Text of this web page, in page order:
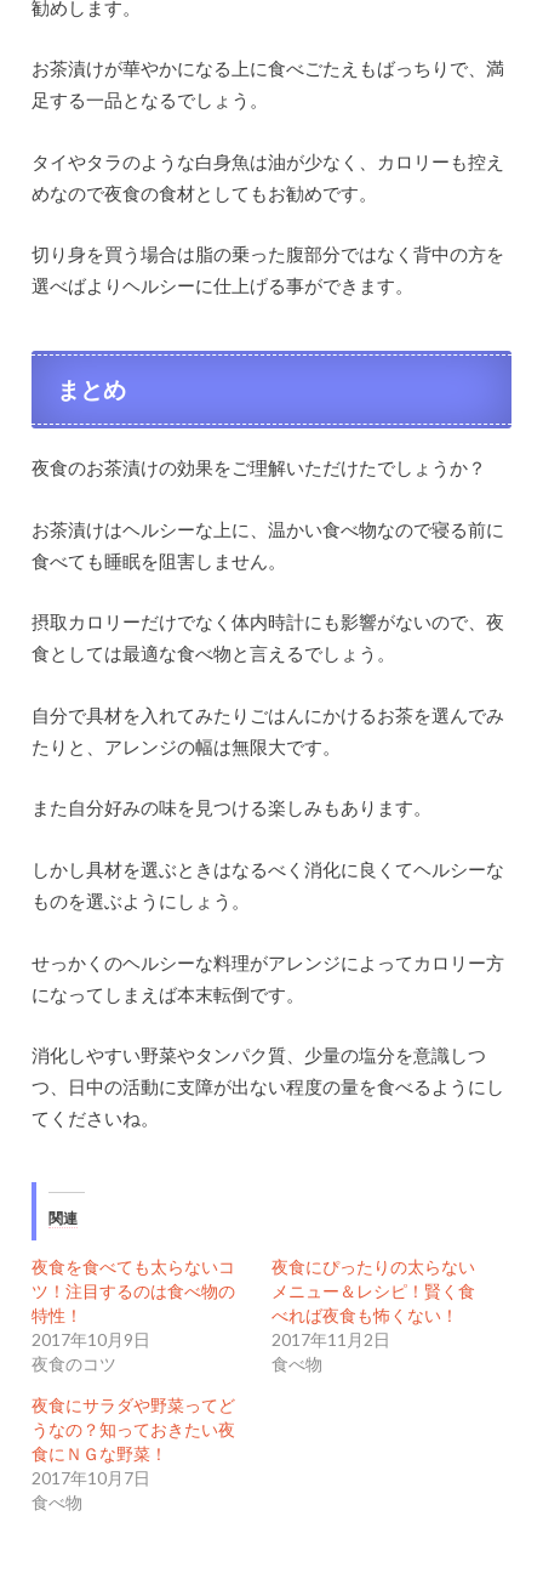
勧めします。
お茶漬けが華やかになる上に食べごたえもばっちりで、満
足する一品となるでしょう。
タイやタラのような白身魚は油が少なく、カロリーも控え
めなので夜食の食材としてもお勧めです。
切り身を買う場合は脂の乗った腹部分ではなく背中の方を
選べばよりヘルシーに仕上げる事ができます。
まとめ
夜食のお茶漬けの効果をご理解いただけたでしょうか？
お茶漬けはヘルシーな上に、温かい食べ物なので寝る前に
食べても睡眠を阻害しません。
摂取カロリーだけでなく体内時計にも影響がないので、夜
食としては最適な食べ物と言えるでしょう。
自分で具材を入れてみたりごはんにかけるお茶を選んでみ
たりと、アレンジの幅は無限大です。
また自分好みの味を見つける楽しみもあります。
しかし具材を選ぶときはなるべく消化に良くてヘルシーな
ものを選ぶようにしょう。
せっかくのヘルシーな料理がアレンジによってカロリー方
になってしまえば本末転倒です。
消化しやすい野菜やタンパク質、少量の塩分を意識しつ
つ、日中の活動に支障が出ない程度の量を食べるようにし
てくださいね。
関連
夜食を食べても太らないコ
ツ！注目するのは食べ物の
特性！
2017年10月9日
夜食のコツ
夜食にぴったりの太らない
メニュー＆レシピ！賢く食
べれば夜食も怖くない！
2017年11月2日
食べ物
夜食にサラダや野菜ってど
うなの？知っておきたい夜
食にＮＧな野菜！
2017年10月7日
食べ物